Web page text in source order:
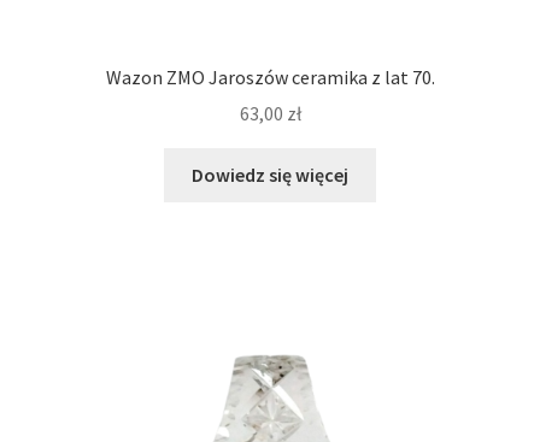
Wazon ZMO Jaroszów ceramika z lat 70.
63,00 zł
Dowiedz się więcej